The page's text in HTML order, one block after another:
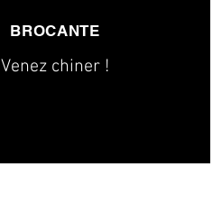
BROCANTE
Venez chiner !